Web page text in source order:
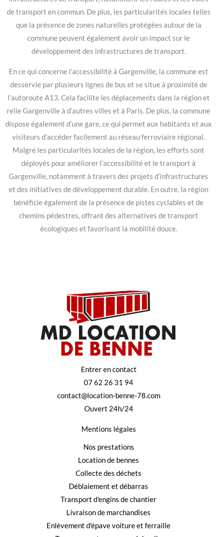
de transport en commun. De plus, les particularités locales telles
que la présence de zones naturelles protégées autour de la
commune peuvent également avoir un impact sur le
développement des infrastructures de transport.
En ce qui concerne l’accessibilité à Gargenville, la commune est
desservie par plusieurs lignes de bus et se situe à proximité de
l’autoroute A13. Cela facilite les déplacements dans la région et
relie Gargenville à d’autres villes et à Paris. De plus, la commune
dispose également d’une gare, ce qui permet aux habitants et aux
visiteurs d’accéder facilement au réseau ferroviaire régional.
Malgré les particularités locales de la région, les efforts sont
déployés pour améliorer l’accessibilité et le transport à
Gargenville, notamment à travers des projets d’infrastructures
et des initiatives de développement durable. En outre, la région
bénéficie également de la présence de pistes cyclables et de
chemins pédestres, offrant des alternatives de transport
écologiques et favorisant la mobilité douce.
Entrer en contact
07 62 26 31 94
contact@location-benne-78.com
Ouvert 24h/24
Mentions légales
Nos prestations
Location de bennes
Collecte des déchets
Déblaiement et débarras
Transport d'engins de chantier
Livraison de marchandises
Enlèvement d'épave voiture et ferraille